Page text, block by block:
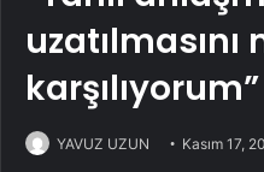
karşılıyorum”
YAVUZ UZUN Kasım 17,